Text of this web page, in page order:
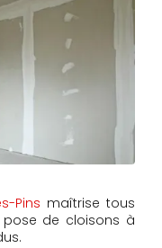
Pins maîtrise tous
de cloisons à